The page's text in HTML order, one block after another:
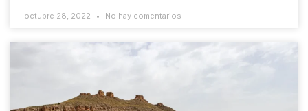
octubre 28, 2022 No hay comentarios